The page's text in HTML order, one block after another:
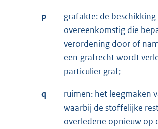
p
grafakte: de
overeenkomstig die
verordening door of
een grafrecht wordt
particulier graf;
q
ruimen: het leegmaken
waarbij de stoffelijke
overledene opnieuw op